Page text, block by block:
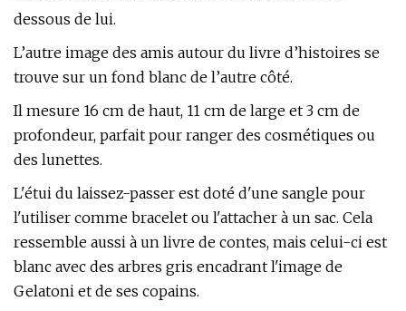
dessous de lui.
L’autre image des amis autour du livre d’histoires se
trouve sur un fond blanc de l’autre côté.
Il mesure 16 cm de haut, 11 cm de large et 3 cm de
profondeur, parfait pour ranger des cosmétiques ou
des lunettes.
L'étui du laissez-passer est doté d'une sangle pour
l'utiliser comme bracelet ou l'attacher à un sac. Cela
ressemble aussi à un livre de contes, mais celui-ci est
blanc avec des arbres gris encadrant l'image de
Gelatoni et de ses copains.